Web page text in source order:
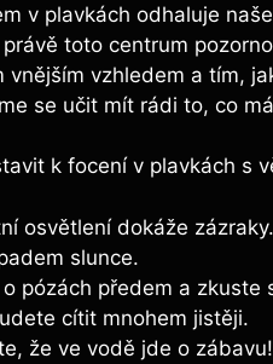
v plavkách odhaluje
toto centrum
vzhledem a tím,
se učit mít rádi to, co
k focení v plavkách s
osvětlení dokáže
slunce.
pózách předem a
cítit mnohem jistěji.
že ve vodě jde o